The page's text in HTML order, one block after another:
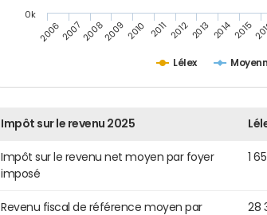
Lélex
20062007200820092010 2011 20122013 20142015
0k
Impôt sur le revenu 2025
Impôt sur le revenu net moyen par foyer
imposé
1
Revenu fiscal de référence moyen par
28